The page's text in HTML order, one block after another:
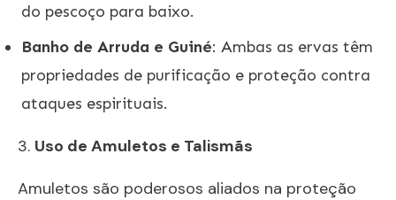
do pescoço para baixo.
Banho de Arruda e Guiné: Ambas as ervas têm
propriedades de purificação e proteção contra
ataques espirituais.
3. Uso de Amuletos e Talismãs
Amuletos são poderosos aliados na proteção